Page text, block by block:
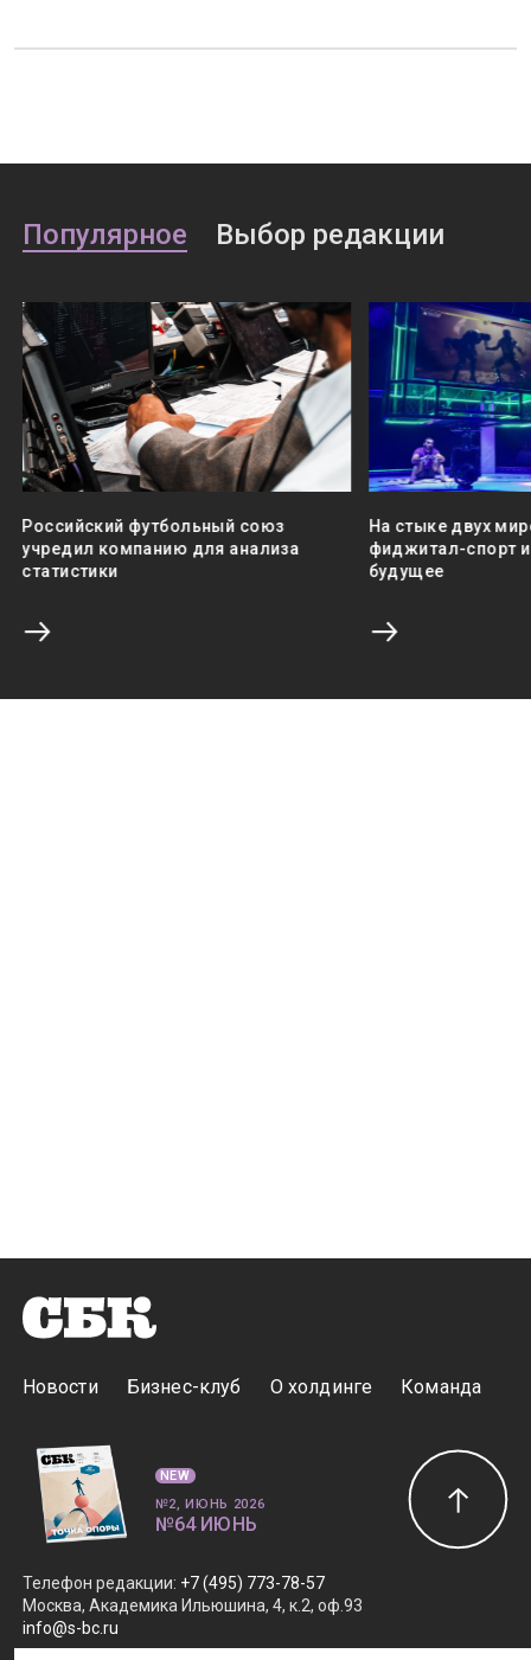
Популярное Выбор редакции
Российский футбольный союз
учредил компанию для анализа
статистики
На стыке двух
фиджитал-спорт
будущее
Новости Бизнес-клуб О холдинге Команда
Телефон редакции: +7 (495) 773-78-57
Москва, Академика Ильюшина, 4, к.2, оф.93
info@s-bc.ru
NEW
№2, ИЮНЬ 2026
№64 ИЮНЬ